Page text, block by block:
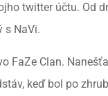
twitter účtu. Od
s NaVi.
FaZe Clan.
keď bol po